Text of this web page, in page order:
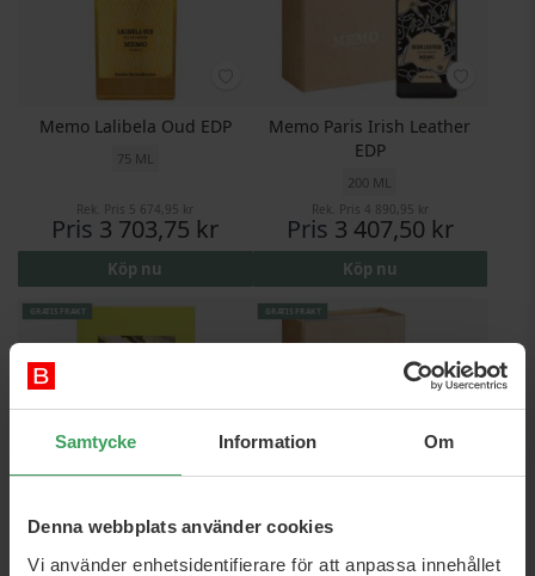
Samtycke Information Om
Denna webbplats använder cookies
Vi använder enhetsidentifierare för att anpassa innehållet
Memo Lalibela Oud EDP
75 ML
Rek. Pris 5 674,95 kr
Pris 3 703,75 kr
Köp nu
Memo Paris Irish Leather
EDP
200 ML
Rek. Pris 4 890,95 kr
Pris 3 407,50 kr
Köp nu
GRATIS FRAKT
Memo Zante EDP
GRATIS FRAKT
Memo Marfa Oud EDP